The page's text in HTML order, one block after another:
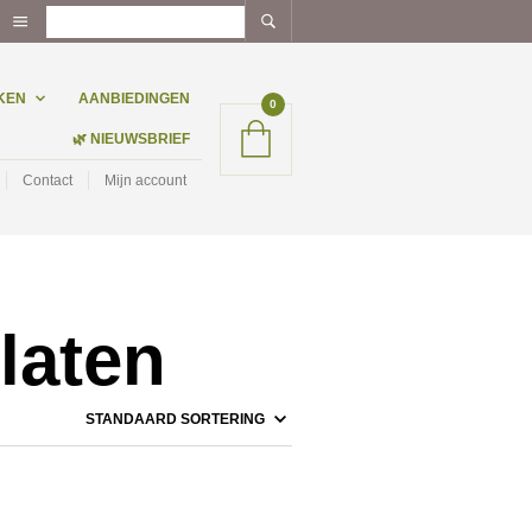
AANBIEDINGEN
🌿 NIEUWSBRIEF
Contact Mijn account
0